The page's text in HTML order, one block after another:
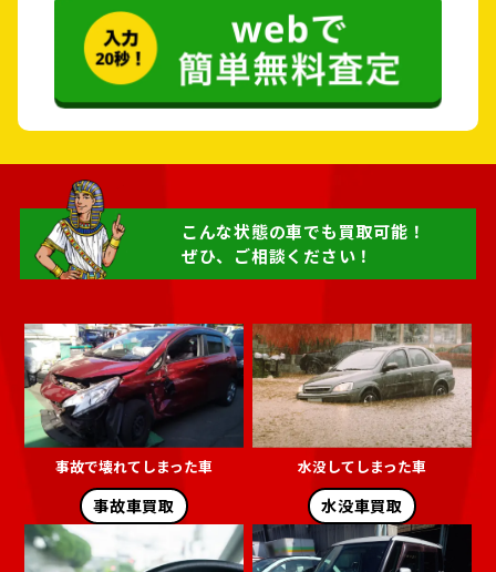
安八郡 安八町 揖斐郡 揖斐川町
揖斐郡 大野町 揖斐郡 池田町
加茂郡 富加町 加茂郡 川辺町
加茂郡 七宗町 加茂郡 八百津町
加茂郡 白川町 加茂郡 東白川村
可児郡 御嵩町 大野郡 白川村
こんな状態の車でも買取可能！
ぜひ、ご相談ください！
事故で壊れてしまった車
事故車買取
水没してしまった車
水没車買取